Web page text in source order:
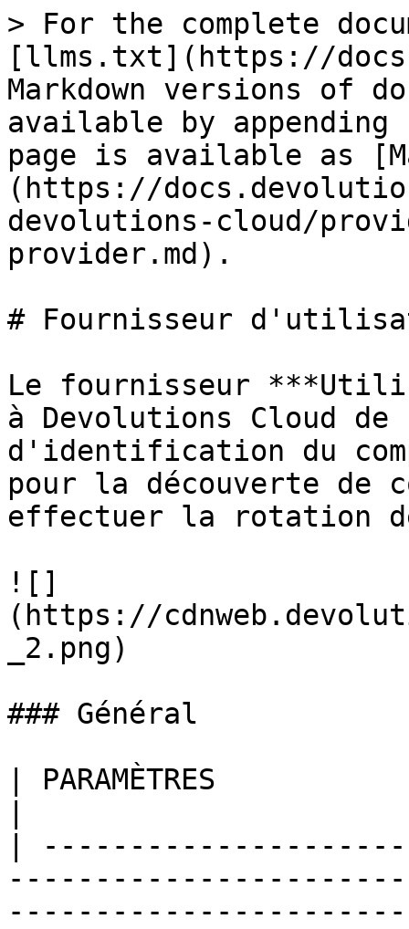
> For the complete
[llms.txt](https://
Markdown versions of
available by
page is available as
(https://
devolutions-cloud/
provider.md).
# Fournisseur
Le fournisseur
à Devolutions Cloud
d'identification du
pour la découverte de
effectuer la rotation
![]
(https://
_2.png)
### Général
| PARAMÈTRES
|